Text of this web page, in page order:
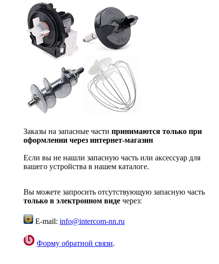
Заказы на запасные части принимаются только при
оформлении через интернет-магазин
Если вы не нашли запасную часть или аксессуар для
вашего устройства в нашем каталоге.
Вы можете запросить отсутствующую запасную часть
только в электронном виде через:
E-mail: info@intercom-nn.ru
Форму обратной связи.